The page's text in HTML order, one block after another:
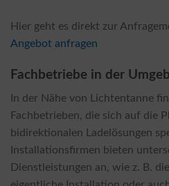
Hier geht es direkt zur
Angebot anfragen
Fachbetriebe in der
In der Nähe von Lichtentanne
Fachbetrieben, die sich auf die
bidirektionalen Ladelösungen
Installationsfirmen bieten
Dienstleistungen an, wie z. B.